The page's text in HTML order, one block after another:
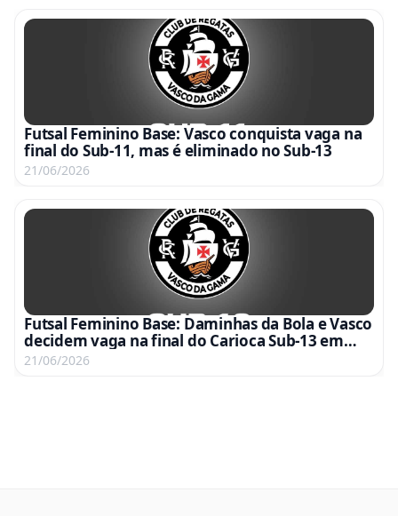
Futsal Feminino Base: Vasco conquista vaga na
final do Sub-11, mas é eliminado no Sub-13
21/06/2026
Futsal Feminino Base: Daminhas da Bola e Vasco
decidem vaga na final do Carioca Sub-13 em
jogo de volta da semifinal
21/06/2026